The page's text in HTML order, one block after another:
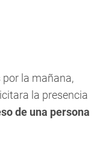
por la mañana,
la presencia
de una persona